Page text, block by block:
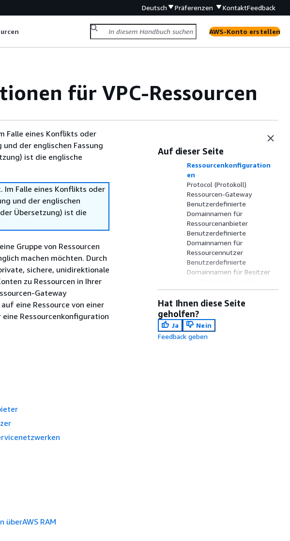
Deutsch Präferenzen KontaktFeedback
AWS-Konto erstellen
für VPC-Ressourcen
Falle eines Konflikts oder
der englischen Fassung
ist die englische
Im Falle eines Konflikts oder
und der englischen
Übersetzung) ist die
Gruppe von Ressourcen
machen möchten. Durch
sichere, unidirektionale
zu Ressourcen in Ihrer
Gateway
eine Ressource von einer
Ressourcenkonfiguration
überAWS RAM
Auf dieser Seite
Arten von
Ressourcenkonfiguration
en
Protocol (Protokoll)
Ressourcen-Gateway
Benutzerdefinierte
Domainnamen für
Ressourcenanbieter
Benutzerdefinierte
Domainnamen für
Ressourcennutzer
Benutzerdefinierte
Domainnamen für Besitzer
Definition der Ressource
Portbereiche
Auf -Ressourcen zugreifen
Zuordnung zum
Servicenetzwerktyp
Arten von
Hat Ihnen diese Seite
geholfen?
Ja
Nein
Feedback geben